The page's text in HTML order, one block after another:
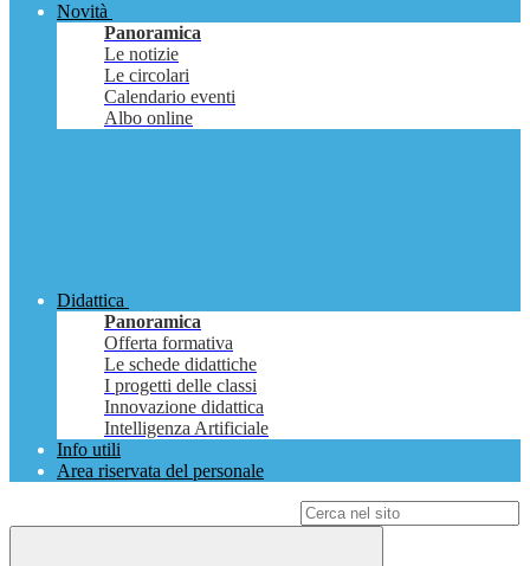
Novità
Panoramica
Le notizie
Le circolari
Calendario eventi
Albo online
Didattica
Panoramica
Offerta formativa
Le schede didattiche
I progetti delle classi
Innovazione didattica
Intelligenza Artificiale
Info utili
Area riservata del personale